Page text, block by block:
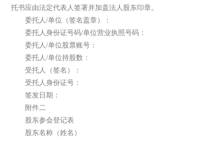
托书应由法定代表人签署并加盖法人股东印章。
委托人/单位（签名盖章）：
委托人身份证号码/单位营业执照号码：
委托人/单位股票账号：
委托人/单位持股数：
受托人（签名）：
受托人身份证号：
签发日期：
附件二
股东参会登记表
股东名称（姓名）